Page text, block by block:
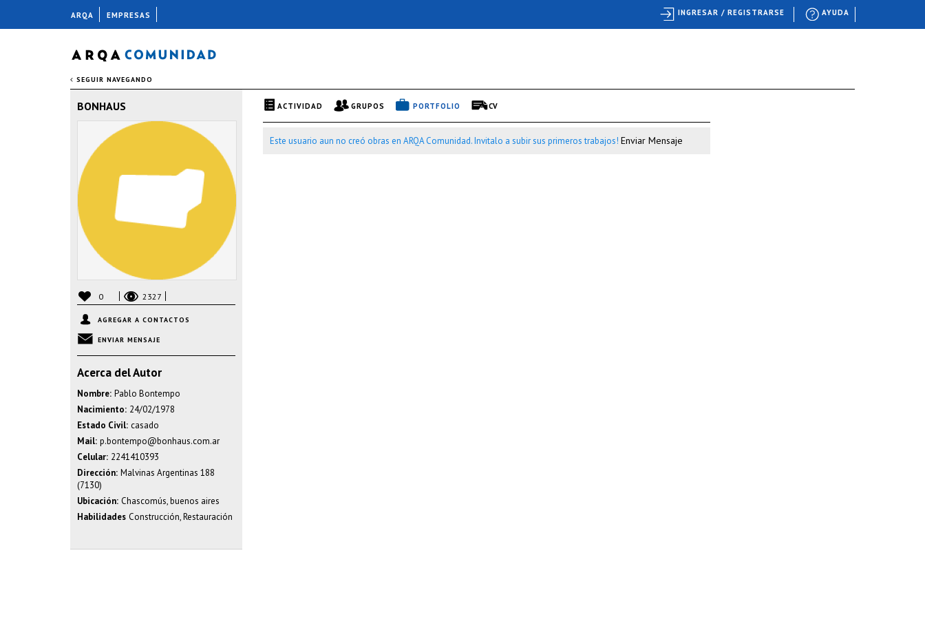
SEGUIR NAVEGANDO
BONHAUS
0 2327
AGREGAR A CONTACTOS
ENVIAR MENSAJE
Acerca del Autor
Nombre: Pablo Bontempo
Nacimiento: 24/02/1978
Estado Civil: casado
Mail: p.bontempo@bonhaus.com.ar
Celular: 2241410393
Dirección: Malvinas Argentinas 188
(7130)
Ubicación: Chascomús, buenos aires
Habilidades Construcción, Restauración
ACTIVIDAD GRUPOS PORTFOLIO CV
Este usuario aun no creó obras en ARQA Comunidad. Invitalo a subir sus primeros trabajos! Enviar Mensaje
ARQA EMPRESAS AYUDA
INGRESAR / REGISTRARSE